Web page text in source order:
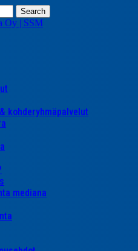
Search
kohderyhmäpalvelut
mediana